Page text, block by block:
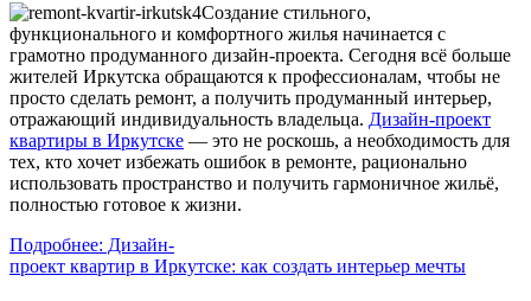
Создание стильного,
функционального и комфортного жилья начинается с
грамотно продуманного дизайн-проекта. Сегодня всё больше
жителей Иркутска обращаются к профессионалам, чтобы не
просто сделать ремонт, а получить продуманный интерьер,
отражающий индивидуальность владельца. Дизайн-проект
квартиры в Иркутске — это не роскошь, а необходимость для
тех, кто хочет избежать ошибок в ремонте, рационально
использовать пространство и получить гармоничное жильё,
полностью готовое к жизни.
Подробнее: Дизайн-
проект квартир в Иркутске: как создать интерьер мечты